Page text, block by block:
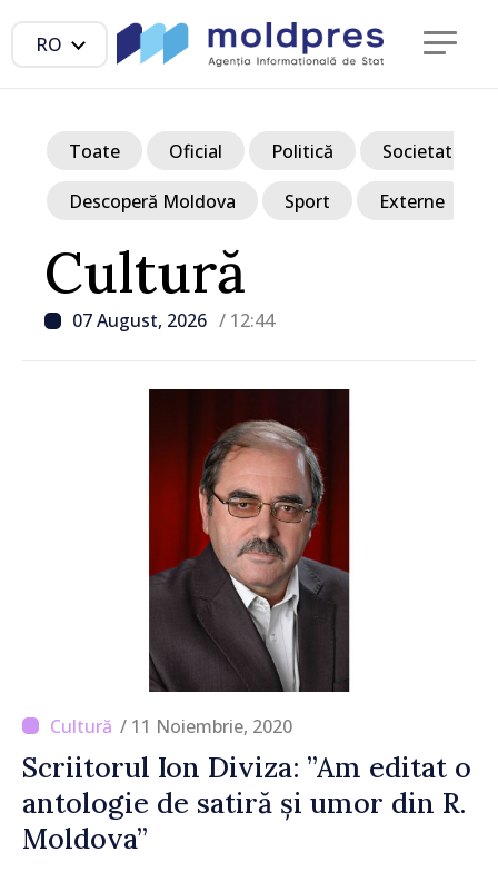
RO
Cultură
07 August, 2026 / 12:44
Toate Oficial Politică Societate
Descoperă Moldova Sport Externe
/ 11 Noiembrie, 2020
Scriitorul Ion Diviza: ”Am editat o
antologie de satiră și umor din R.
Moldova”